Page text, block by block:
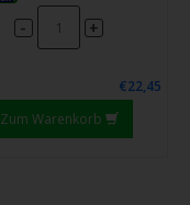
- +
€22,45
Zum Warenkorb